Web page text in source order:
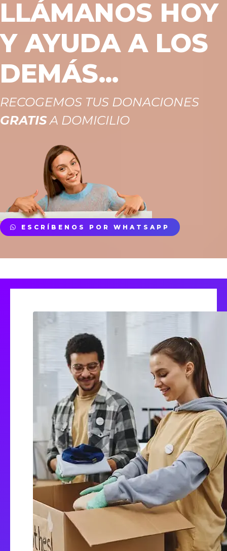
LLÁMANOS HOY
Y AYUDA A LOS
DEMÁS...
RECOGEMOS TUS DONACIONES
GRATISA DOMICILIO
ESCRÍBENOS POR WHATSAPP